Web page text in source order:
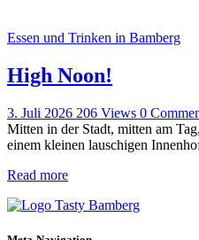
Essen und Trinken in Bamberg
High Noon!
3. Juli 2026 206 Views 0
Mitten in der Stadt, mitten am
einem kleinen lauschigen
Read more